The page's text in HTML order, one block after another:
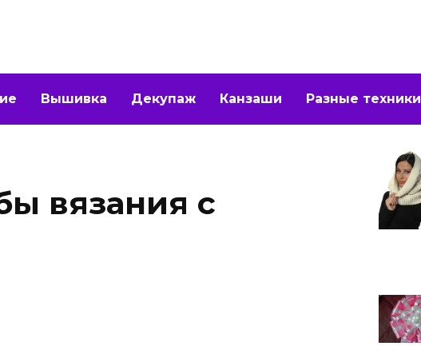
Вышивка Декупаж Канзаши Разные техники
вязания с